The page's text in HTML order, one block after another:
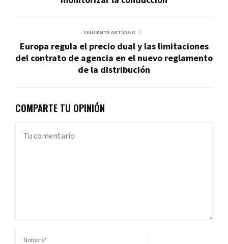
SIGUIENTE ARTÍCULO
Europa regula el precio dual y las limitaciones
del contrato de agencia en el nuevo reglamento
de la distribución
COMPARTE TU OPINIÓN